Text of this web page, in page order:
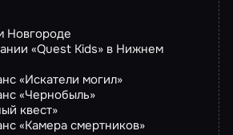
Новгороде
«Quest Kids» в Нижнем
«Искатели могил»
«Чернобыль»
квест»
«Камера смертников»